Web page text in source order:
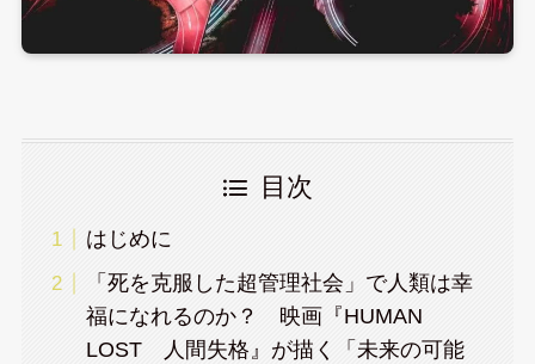
目次
はじめに
「死を克服した超管理社会」で人類は幸
福になれるのか？ 映画『HUMAN
LOST 人間失格』が描く「未来の可能